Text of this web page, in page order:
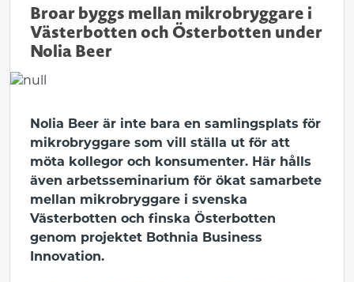
Broar byggs mellan mikrobryggare i
Västerbotten och Österbotten under
Nolia Beer
Nolia Beer är inte bara en samlingsplats för
mikrobryggare som vill ställa ut för att
möta kollegor och konsumenter. Här hålls
även arbetsseminarium för ökat samarbete
mellan mikrobryggare i svenska
Västerbotten och finska Österbotten
genom projektet Bothnia Business
Innovation.